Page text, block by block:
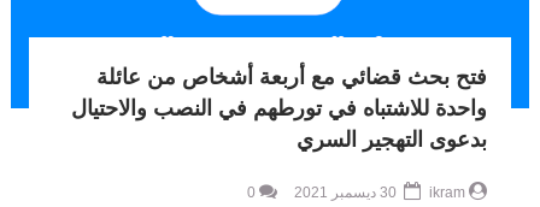
فتح بحث قضائي مع أربعة أشخاص من عائلة
واحدة للاشتباه في تورطهم في النصب والاحتيال
بدعوى التهجير السري
ikram
0